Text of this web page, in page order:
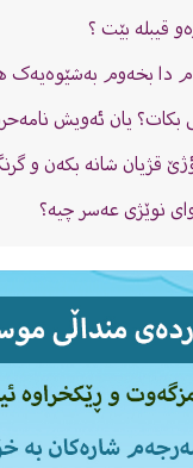
قیبله بێت ؟
دا بخەوم
بکات؟ یان ئەویش
قژیان شانە بکەن و
نوێژى عەسر چیە؟